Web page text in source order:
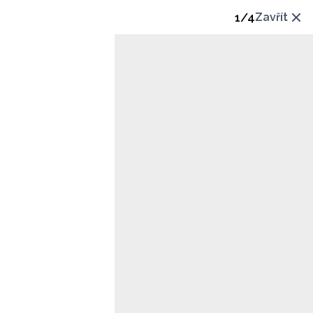
1/4Zavřít